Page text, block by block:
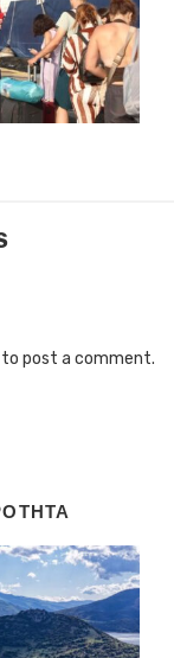
to post a comment.